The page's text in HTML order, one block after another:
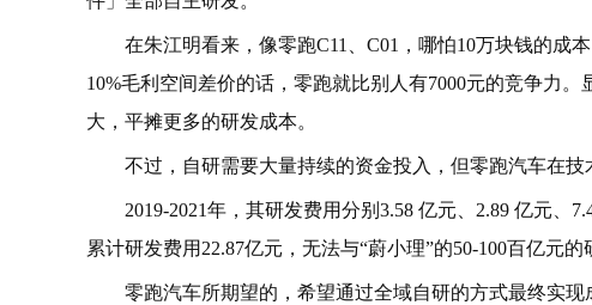
在朱江明看来，像零跑C11、C01，哪怕10万块钱的成
10%毛利空间差价的话，零跑就比别人有7000元的竞争力
大，平摊更多的研发成本。
不过，自研需要大量持续的资金投入，但零跑汽车在技
2019-2021年，其研发费用分别3.58 亿元、2.89 亿元、
累计研发费用22.87亿元，无法与“蔚小理”的50-100百亿元的
零跑汽车所期望的，希望通过全域自研的方式最终实